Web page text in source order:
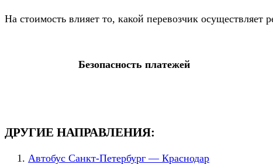
На стоимость влияет то, какой перевозчик
Безопасность платежей
ДРУГИЕ НАПРАВЛЕНИЯ:
Автобус Санкт-Петербург — Краснодар